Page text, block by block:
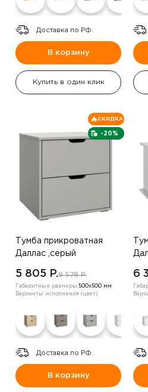
Доставка по РФ.
В корзину
Купить в один клик
-20%
СКИДКА
Тумба прикроватная
Даллас ,серый
5 805 P.9 578 P.
Габаритные размеры:500х500 мм
Варианты исполнения (цвет):
Доставка по РФ.
В корзину
6